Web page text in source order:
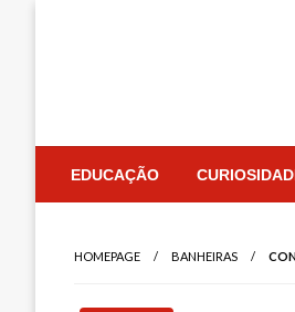
EDUCAÇÃO
HOMEPAGE BANHEIRAS